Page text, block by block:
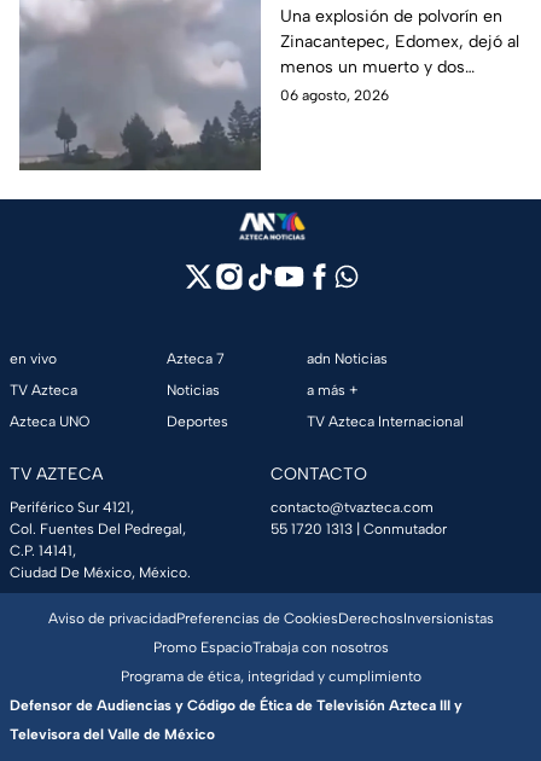
polvorín en Santa
María del Monte,
Zinacantepec; reportan
al menos un muerto y
Una explosión de polvorín en
Zinacantepec, Edomex, dejó al
menos un muerto y dos
heridos; autoridades atiende la
06 agosto, 2026
en vivo
TV Azteca
Azteca UNO
Azteca 7
Noticias
Deportes
adn Noticias
a más +
TV Azteca Internacional
TV AZTECA
Periférico Sur 4121,
Col. Fuentes Del Pedregal,
C.P. 14141,
Ciudad De México, México.
CONTACTO
contacto@tvazteca.com
55 1720 1313 | Conmutador
Aviso de privacidadPreferencias de CookiesDerechosInversionistas
Promo EspacioTrabaja con nosotros
Programa de ética, integridad y cumplimiento
Defensor de Audiencias y Código de Ética de Televisión Azteca III y
Televisora del Valle de México